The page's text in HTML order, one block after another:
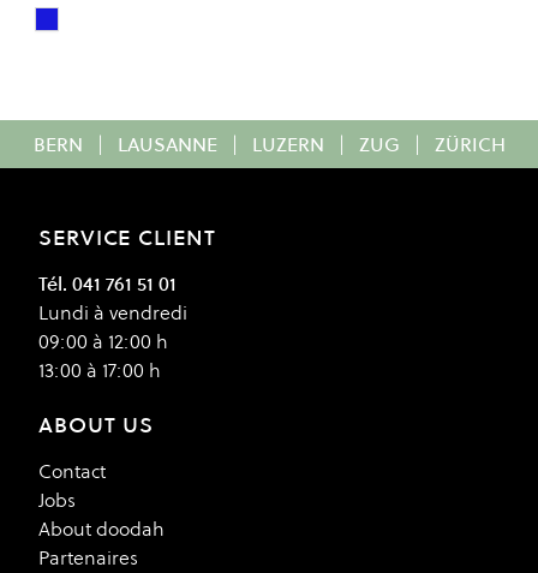
Colour
LIGHT BLUE WASH
BERN | LAUSANNE | LUZERN | ZUG | ZÜRICH
SERVICE CLIENT
Tél. 041 761 51 01
Lundi à vendredi
09:00 à 12:00 h
13:00 à 17:00 h
ABOUT US
Contact
Jobs
About doodah
Partenaires